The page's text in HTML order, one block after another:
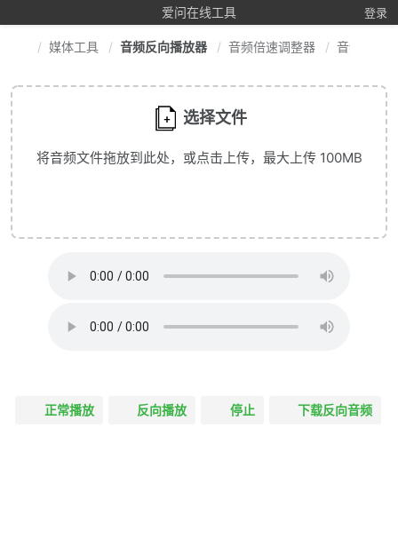
爱问在线工具 登录
媒体工具 音频反向播放器 音频倍速调整器 音频格式
选择文件
将音频文件拖放到此处，或点击上传，最大上传 100MB
正常播放 反向播放 停止 下载反向音频